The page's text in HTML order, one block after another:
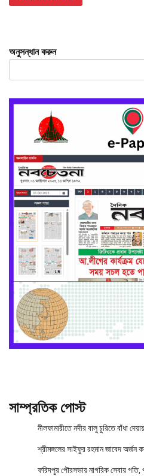
অনুসন্ধান করুন
সাম্প্রতিক পোস্ট
নীলফামারীতে নদীর বালু চুরিতে বাঁধা
শ্রীমঙ্গলের সাইফুর রহমান জাবেদ অর্জন
ফরিদপুর পৌরসভায় নাগরিক সেবায়